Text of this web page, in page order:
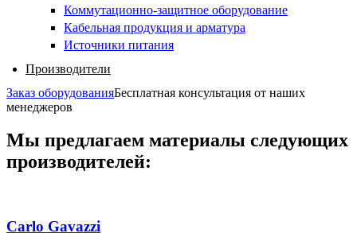
Коммутационно-защитное оборудование
Кабельная продукция и арматура
Источники питания
Производители
Заказ оборудованияБесплатная консультация от наших
менеджеров
Мы предлагаем материалы следующих
производителей:
Carlo Gavazzi